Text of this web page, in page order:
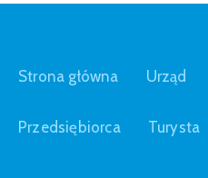
Strona główna Urząd
Przedsiębiorca Turysta